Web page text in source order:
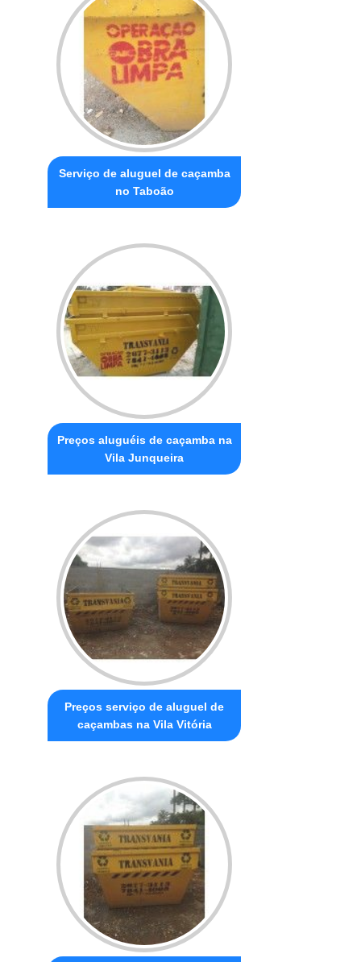
Serviço de aluguel de caçamba
no Taboão
Preços aluguéis de caçamba na
Vila Junqueira
Preços serviço de aluguel de
caçambas na Vila Vitória